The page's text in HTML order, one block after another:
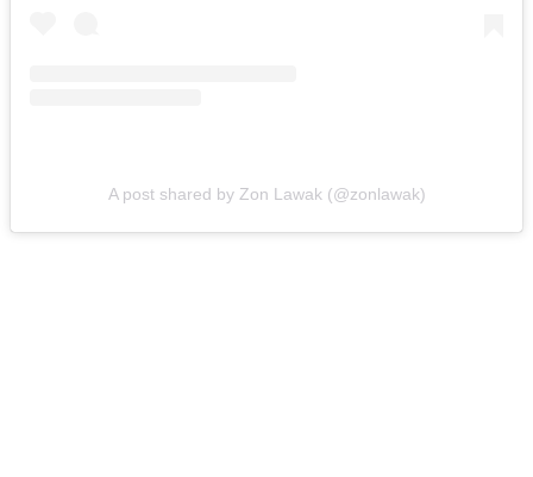
A post shared by Zon Lawak (@zonlawak)